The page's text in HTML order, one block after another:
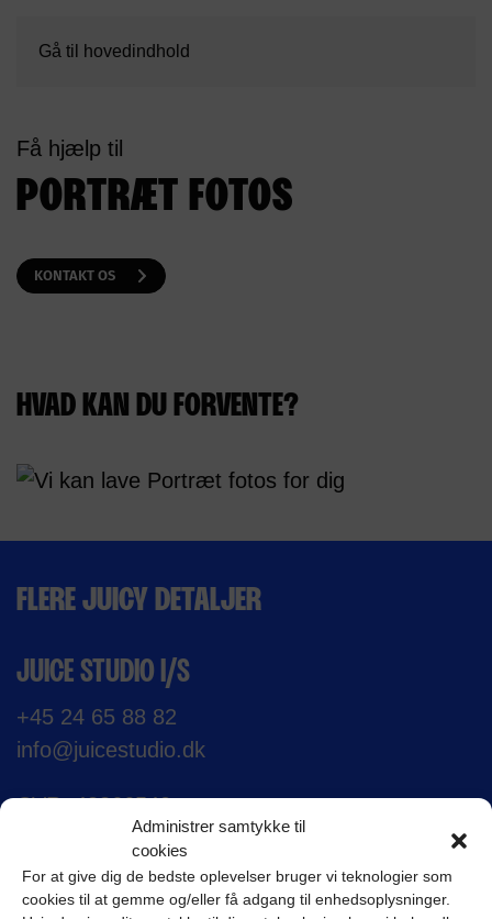
Administrer samtykke til
cookies
For at give dig de bedste oplevelser bruger vi teknologier som
cookies til at gemme og/eller få adgang til enhedsoplysninger.
Gå til hovedindhold
Få hjælp til
PORTRÆT FOTOS
KONTAKT OS
HVAD KAN DU FORVENTE?
FLERE JUICY DETALJER
JUICE STUDIO I/S
+45 24 65 88 82
info@juicestudio.dk
CVR: 43866540
Nørrebrogade 66D,
2200 København N